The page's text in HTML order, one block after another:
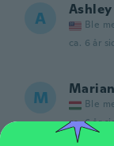
A Ashley
Ble
ca. 6 år
M Ble
ca. 6 år